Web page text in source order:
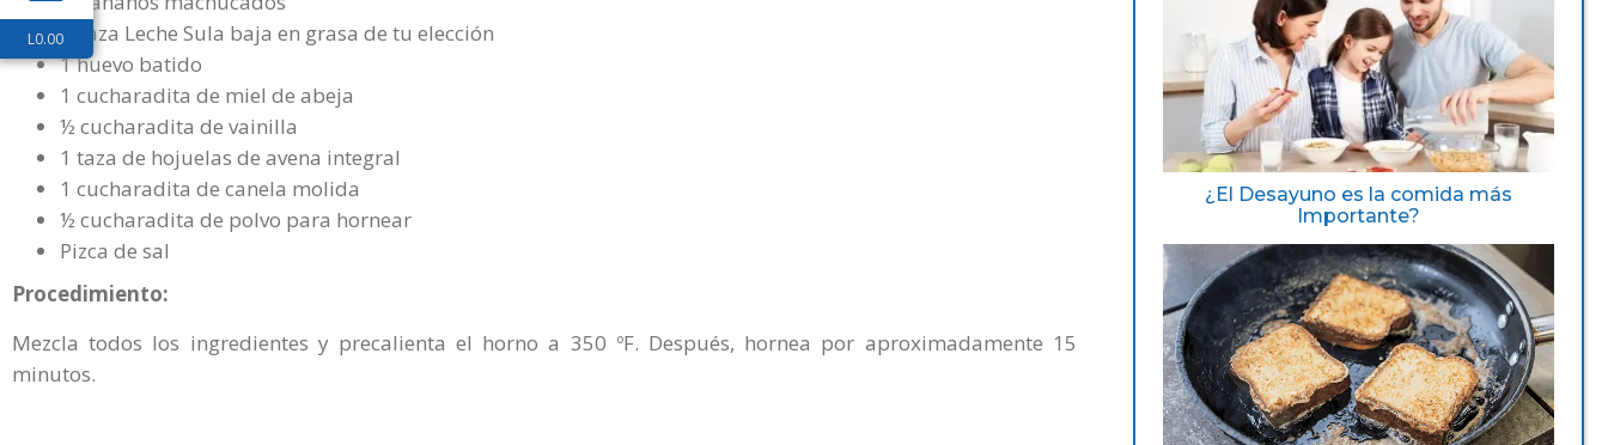
¼ taza Leche Sula baja en grasa de tu elección
1 huevo batido
1 cucharadita de miel de abeja
½ cucharadita de vainilla
1 taza de hojuelas de avena integral
1 cucharadita de canela molida
½ cucharadita de polvo para hornear
Pizca de sal
Procedimiento:
Mezcla todos los ingredientes y precalienta el horno a 350 ºF. Después, hornea por aproximadamente 15
minutos.
¿El Desayuno es la comida más
Importante?
L0.00